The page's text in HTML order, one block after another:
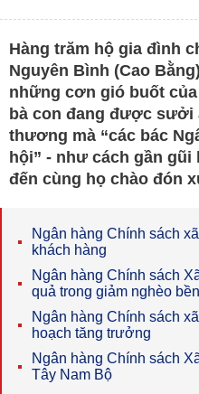
Hàng trăm hộ gia đình
Nguyên Bình (Cao
những cơn gió buốt
bà con đang được sưởi
thương mà “các bác
hội” - như cách gần gũi
đến cùng họ chào đón
Ngân hàng Chính sách
khách hàng
Ngân hàng Chính sách
quả trong giảm nghèo
Ngân hàng Chính sách
hoạch tăng trưởng
Ngân hàng Chính sách
Tây Nam Bộ